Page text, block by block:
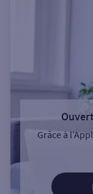
Grâce à